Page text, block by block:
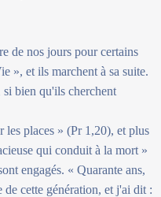
de nos jours pour certains
», et ils marchent à sa suite.
si bien qu'ils cherchent
les places » (Pr 1,20), et plus
qui conduit à la mort »
engagés. « Quarante ans,
cette génération, et j'ai dit :